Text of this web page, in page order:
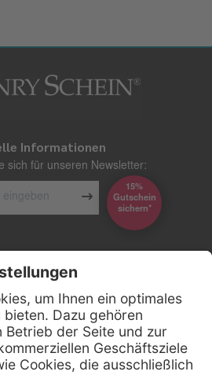
Informationen
sich für unseren Newsletter:
15%
Gutschein
*sichern
Kontakt
Firmensitz
Medical GmbH
Moabit 96 b
10559 Berlin